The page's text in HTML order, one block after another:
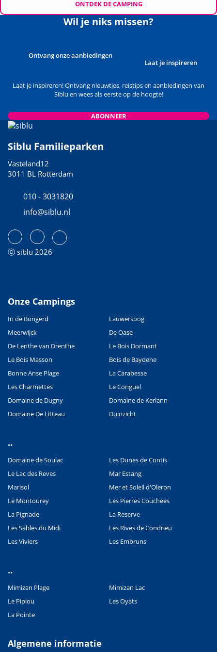
ONTDEK DE CAMPING
Wil je niks missen?
Ontvang onze aanbiedingen
Laat je inspireren
Laat je inspireren! Ontvang nieuwtjes, reistips en aanbiedingen van
Siblu en wees als eerste op de hoogte!
ABONNEER
Siblu Familieparken
Vasteland12
3011 BL Rotterdam
010 - 3031820
info@siblu.nl
ⓒ siblu 2026
Onze Campings
In de Bongerd
Lauwersoog
Meerwijck
De Oase
De Lenthe van Drenthe
Le Bois Dormant
Le Bois Masson
Bois de Baydene
Bonne Anse Plage
La Carabesse
Les Charmettes
Le Conguel
Domaine de Dugny
Domaine de Kerlann
Domaine De Litteau
Duinzicht
..
Domaine de Soulac
Les Dunes de Contis
Le Lac des Reves
Mar Estang
Marisol
Mer et Soleil d'Oleron
Le Montourey
Les Pierres Couchees
La Pignade
La Reserve
Les Sables du Midi
Les Rives de Condrieu
Les Viviers
Les Embruns
..
Mimizan Plage
Mimizan Lac
Le Pipiou
Les Oyats
La Pointe
Algemene informatie